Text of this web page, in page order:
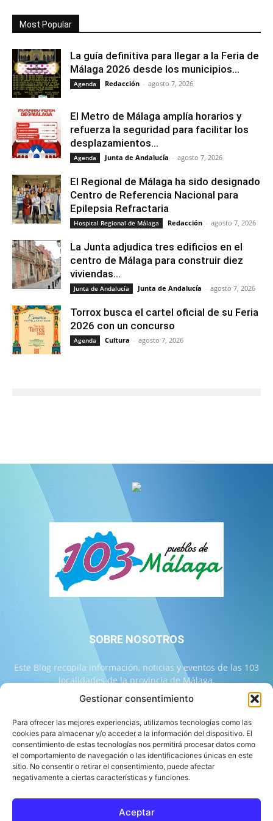
Gestionar consentimiento
Para ofrecer las mejores experiencias, utilizamos tecnologías como las
cookies para almacenar y/o acceder a la información del dispositivo. El
consentimiento de estas tecnologías nos permitirá procesar datos como
el comportamiento de navegación o las identificaciones únicas en este
sitio. No consentir o retirar el consentimiento, puede afectar
negativamente a ciertas características y funciones.
Aceptar
Most Popular
La guía definitiva para llegar a la Feria de
Málaga 2026 desde los municipios...
Agenda Redacción - agosto 7, 2026
El Metro de Málaga amplía horarios y
refuerza la seguridad para facilitar los
desplazamientos...
Agenda Junta de Andalucía - agosto 7, 2026
El Regional de Málaga ha sido designado
Centro de Referencia Nacional para
Epilepsia Refractaria
Hospital Regional de Málaga Redacción - agosto 7, 2026
La Junta adjudica tres edificios en el
centro de Málaga para construir diez
viviendas...
Junta de Andalucía Junta de Andalucía - agosto 7, 2026
Torrox busca el cartel oficial de su Feria
2026 con un concurso
Agenda Cultura - agosto 7, 2026
SOBRE NOSOTROS
Este Blog recopila información, noticias y eventos de las 103
localidades de la provincia de Málaga.
Contáctanos: info@103malaga.com
SÍGUENOS